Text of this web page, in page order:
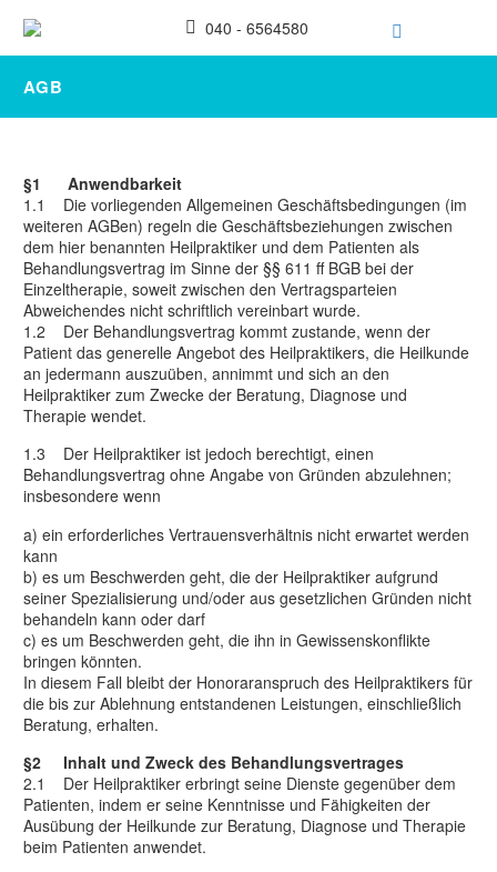
040 - 6564580
AGB
§1 Anwendbarkeit
1.1 Die vorliegenden Allgemeinen Geschäftsbedingungen (im
weiteren AGBen) regeln die Geschäftsbeziehungen zwischen
dem hier benannten Heilpraktiker und dem Patienten als
Behandlungsvertrag im Sinne der §§ 611 ff BGB bei der
Einzeltherapie, soweit zwischen den Vertragsparteien
Abweichendes nicht schriftlich vereinbart wurde.
1.2 Der Behandlungsvertrag kommt zustande, wenn der
Patient das generelle Angebot des Heilpraktikers, die Heilkunde
an jedermann auszuüben, annimmt und sich an den
Heilpraktiker zum Zwecke der Beratung, Diagnose und
Therapie wendet.
1.3 Der Heilpraktiker ist jedoch berechtigt, einen
Behandlungsvertrag ohne Angabe von Gründen abzulehnen;
insbesondere wenn
a) ein erforderliches Vertrauensverhältnis nicht erwartet werden
kann
b) es um Beschwerden geht, die der Heilpraktiker aufgrund
seiner Spezialisierung und/oder aus gesetzlichen Gründen nicht
behandeln kann oder darf
c) es um Beschwerden geht, die ihn in Gewissenskonflikte
bringen könnten.
In diesem Fall bleibt der Honoraranspruch des Heilpraktikers für
die bis zur Ablehnung entstandenen Leistungen, einschließlich
Beratung, erhalten.
§2 Inhalt und Zweck des Behandlungsvertrages
2.1 Der Heilpraktiker erbringt seine Dienste gegenüber dem
Patienten, indem er seine Kenntnisse und Fähigkeiten der
Ausübung der Heilkunde zur Beratung, Diagnose und Therapie
beim Patienten anwendet.